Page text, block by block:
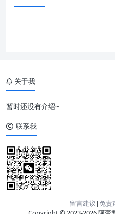
关于我
暂时还没有介绍~
联系我
留言建议 |免责